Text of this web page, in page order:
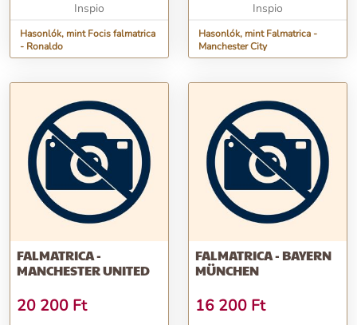
Inspio
Hasonlók, mint Focis falmatrica
- Ronaldo
Inspio
Hasonlók, mint Falmatrica -
Manchester City
FALMATRICA -
MANCHESTER UNITED
20 200 Ft
FALMATRICA - BAYERN
MÜNCHEN
16 200 Ft